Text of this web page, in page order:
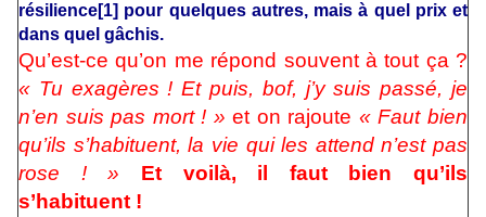
résilience[1] pour quelques autres, mais à quel prix et
dans quel gâchis.
Qu’est-ce qu’on me répond souvent à tout ça ?
« Tu exagères ! Et puis, bof, j’y suis passé, je
n’en suis pas mort ! » et on rajoute « Faut bien
qu’ils s’habituent, la vie qui les attend n’est pas
rose ! »
Et voilà, il faut bien qu’ils
s’habituent !